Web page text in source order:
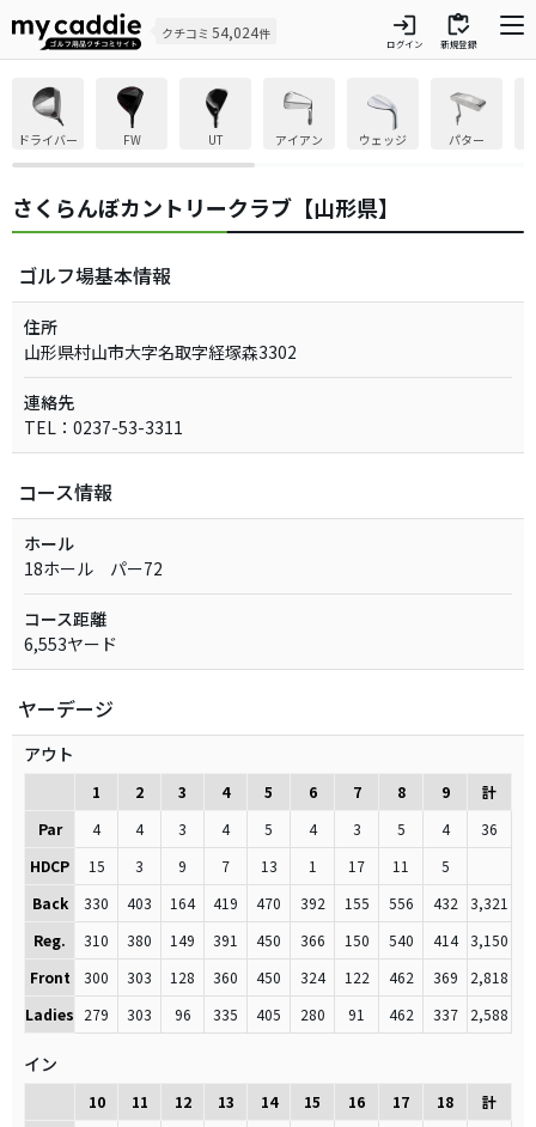
クチコミ 54,024件 login
ログイン
inventory
新規登録
ドライバー FW UT アイアン ウェッジ パター
さくらんぼカントリークラブ【山形県】
ゴルフ場基本情報
住所
山形県村山市大字名取字経塚森3302
連絡先
TEL：0237-53-3311
コース情報
ホール
18ホール パー72
コース距離
6,553ヤード
ヤーデージ
アウト
1 2 3 4 5 6 7 8 9
計
Par
4 4 3 4 5 4 3 5 4
36
HDCP
15 3 9 7 13 1 17 11
5
Back
330 403 164 419 470 392 155 556 432
3,321
Reg.
310 380 149 391 450 366 150 540 414
3,150
Front
300 303 128 360 450 324 122 462 369
2,818
Ladies 279 303 96 335 405 280 91 462 337 2,588
イン
10 11 12 13 14 15 16 17 18
計